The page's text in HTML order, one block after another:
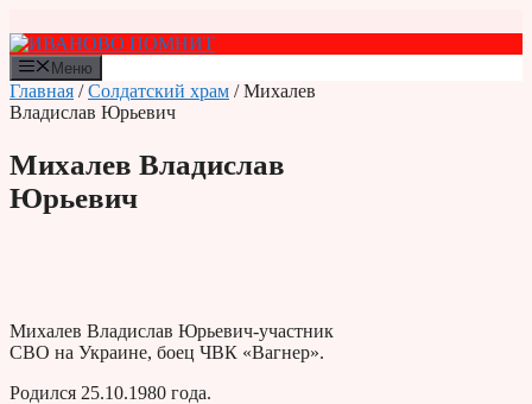
к
содержимому
Меню
Главная /Солдатский храм / Михалев
Владислав Юрьевич
Михалев Владислав
Юрьевич
Михалев Владислав Юрьевич-участник
СВО на Украине, боец ЧВК «Вагнер».
Родился 25.10.1980 года.